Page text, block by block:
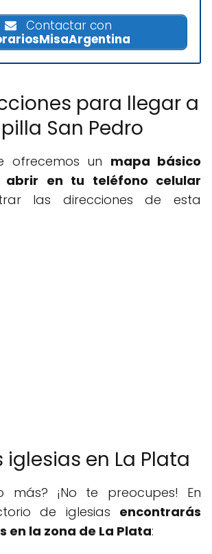
Contactar con
para llegar a
San Pedro
ofrecemos un mapa básico
abrir en tu teléfono celular
las direcciones de esta
en La Plata
más? ¡No te preocupes! En
de iglesias encontrarás
en la zona de La Plata: